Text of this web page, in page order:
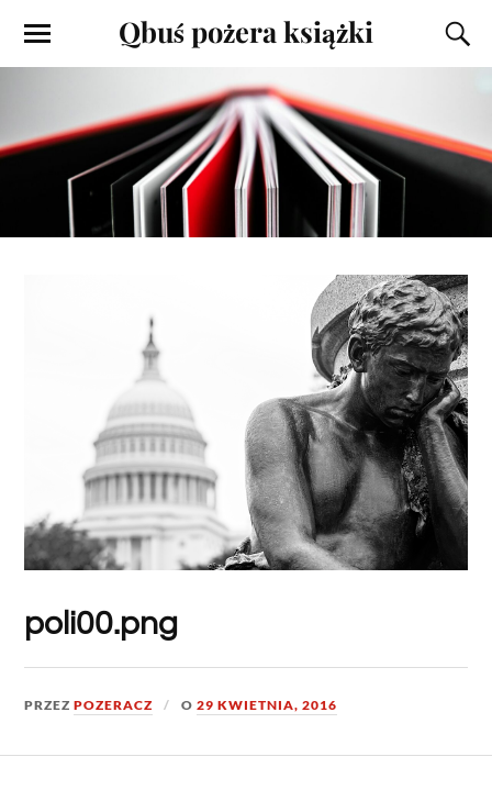
Qbuś pożera książki
poli00.png
PRZEZPOZERACZ O29 KWIETNIA, 2016